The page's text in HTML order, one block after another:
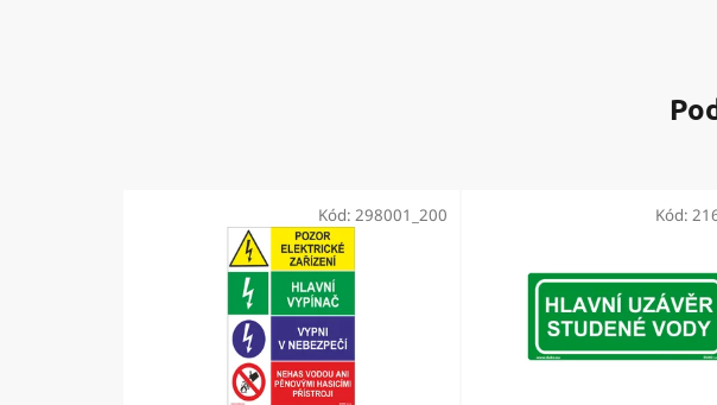
Kód: 298001_200 Kód: